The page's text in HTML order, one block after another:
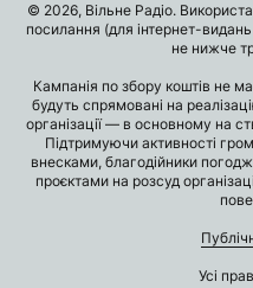
© 2026, Вільне Радіо.
посилання (для інтернет-
не нижче
Кампанія по збору коштів не
будуть спрямовані на
організації — в основному на
Підтримуючи активності
внесками, благодійники
проєктами на розсуд
Усі